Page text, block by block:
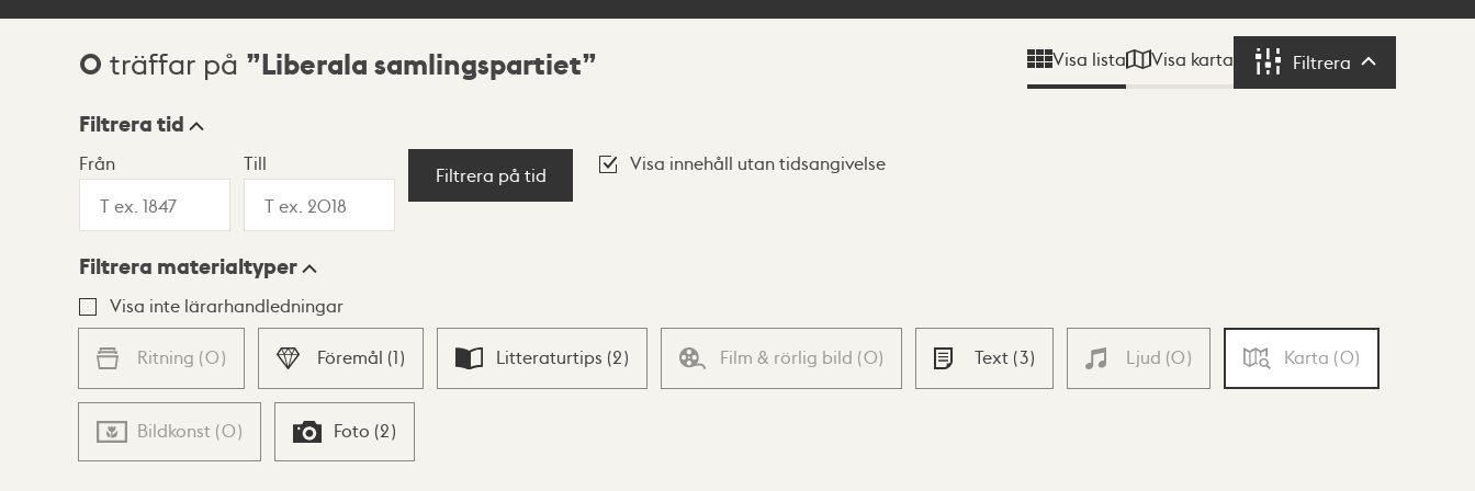
Sökresultat
0 träffar på Liberala samlingspartiet Visa lista Visa karta Filtrera Filtrera
Visningsläge
Lista Karta
Filtrera tid
Från Till
Filtrera på tid
Visa innehåll utan tidsangivelse
Filtrera materialtyper
Visa inte lärarhandledningar
Ritning (0) Föremål (1) Litteraturtips (2) Film & rörlig bild (0) Text (3) Ljud (0) Karta (0)
Bildkonst (0) Foto (2)